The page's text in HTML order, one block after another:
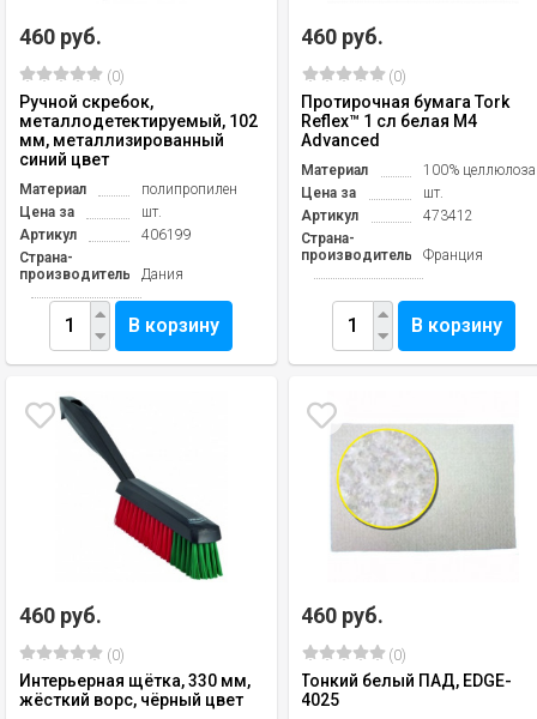
460 руб.
(0)
Ручной скребок,
металлодетектируемый, 102
мм, металлизированный
синий цвет
Материал
полипропилен
Цена за
шт.
Артикул
406199
Страна-
производитель
Дания
В корзину
460 руб.
(0)
Протирочная бумага Tork
Reflex™ 1 сл белая M4
Advanced
Материал
100% целлюлоза
Цена за
шт.
Артикул
473412
Страна-
производитель
Франция
В корзину
460 руб.
(0)
Интерьерная щётка, 330 мм,
жёсткий ворс, чёрный цвет
460 руб.
(0)
Тонкий белый ПАД, EDGE-
4025